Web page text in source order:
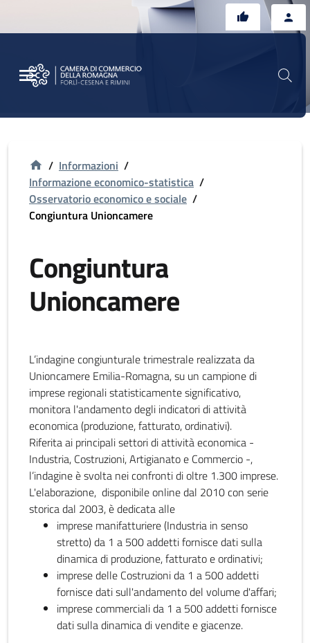
/ Informazioni /
Informazione economico-statistica /
Osservatorio economico e sociale /
Congiuntura Unioncamere
Congiuntura
Unioncamere
L’indagine congiunturale trimestrale realizzata da
Unioncamere Emilia-Romagna, su un campione di
imprese regionali statisticamente significativo,
monitora l'andamento degli indicatori di attività
economica (produzione, fatturato, ordinativi).
Riferita ai principali settori di attività economica -
Industria, Costruzioni, Artigianato e Commercio -,
l’indagine è svolta nei confronti di oltre 1.300 imprese.
L'elaborazione, disponibile online dal 2010 con serie
storica dal 2003, è dedicata alle
imprese manifatturiere (Industria in senso
stretto) da 1 a 500 addetti fornisce dati sulla
dinamica di produzione, fatturato e ordinativi;
imprese delle Costruzioni da 1 a 500 addetti
fornisce dati sull'andamento del volume d'affari;
imprese commerciali da 1 a 500 addetti fornisce
dati sulla dinamica di vendite e giacenze.